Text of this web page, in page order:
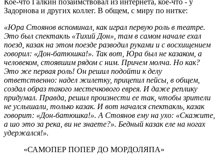
Задорнова и других коллег. В общем, с миру по нитке:
«Юра Стоянов вспоминал, как играл первую роль в театре.
Это был спектакль «Тихий Дон», там в самом начале ехал
поезд, казак на этом поезде разводил руками и с восхищением
говорил: «Дон-батюшка!». Так вот, Юра был не казаком, а
человеком, стоявшим рядом с ним. Причем молча. Но как?
Это же первая роль! Он решил подойти к делу
ответственно: надел жилетку, прицепил пейсы, в общем,
создал образ такого местечкового еврея. И даже реплику
придумал. Правда, решил произнести ее так, чтобы зрители
не услышали, только казак. И вот начался спектакль, казак
говорит: «Дон-батюшка!». А Стоянов ему на ухо: «Скажите,
а шо это за река, ви не знаете?». Бедный казак еле на ногах
удержался!».
«САМОПЕР ПОПЕР ДО МОРДОЛЯПА»